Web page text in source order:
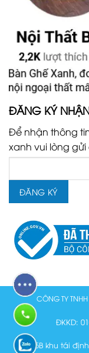
ĐĂNG KÝ
Để nhận thông
xanh vui lòng
CÔNG TY
ĐKKD:
Lô N15B khu tái